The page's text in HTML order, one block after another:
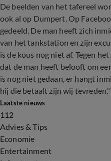
De beelden van het tafereel
ook al op Dumpert. Op
gedeeld. De man heeft zich
van het tankstation en zijn
is de kous nog niet af. Tegen
dat de man heeft belooft om
is nog niet gedaan, er hangt
hij die betaalt zijn wij tevreden.''
Laatste nieuws
112
Advies & Tips
Economie
Entertainment